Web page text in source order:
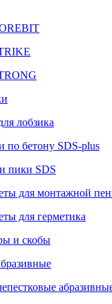
лобзика
по бетону SDS-plus
пики SDS
для монтажной
для герметика
и скобы